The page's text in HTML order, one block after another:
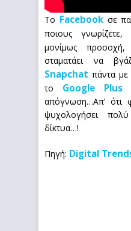
Το Facebookσε
ποιους
μονίμως
σταματάει να
Snapchat πάντα
το Google Plus
απόγνωση…Απ’ ότι
ψυχολογήσει
δίκτυα…!
Πηγή: Digital